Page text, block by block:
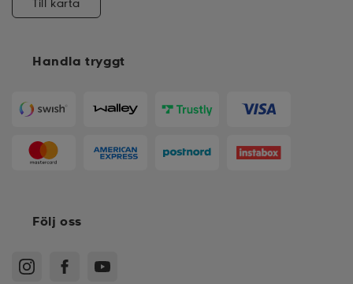
Handla tryggt
Till karta
Följ oss